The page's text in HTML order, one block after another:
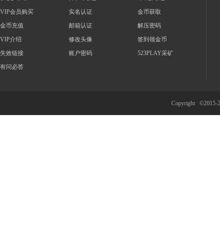
VIP会员购买
金币充值
VIP介绍
失效链接
有问必答
实名认证
邮箱认证
修改头像
账户密码
金币获取
解压密码
签到领金币
523PLAY采矿
Copyright ©2015-